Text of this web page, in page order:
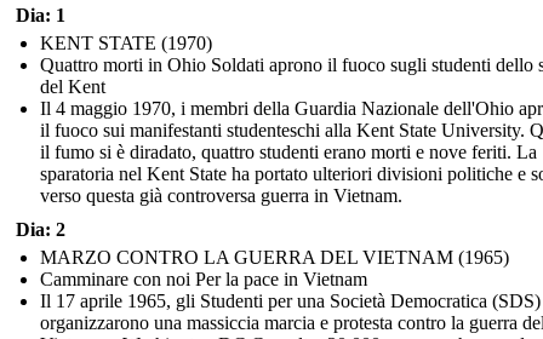
Dia: 1
KENT STATE (1970)
Quattro morti in Ohio Soldati aprono il fuoco sugli studenti dello
del Kent
Il 4 maggio 1970, i membri della Guardia Nazionale dell'Ohio
il fuoco sui manifestanti studenteschi alla Kent State University.
il fumo si è diradato, quattro studenti erano morti e nove feriti. La
sparatoria nel Kent State ha portato ulteriori divisioni politiche e
verso questa già controversa guerra in Vietnam.
Dia: 2
MARZO CONTRO LA GUERRA DEL VIETNAM (1965)
Camminare con noi Per la pace in Vietnam
Il 17 aprile 1965, gli Studenti per una Società Democratica (SDS)
organizzarono una massiccia marcia e protesta contro la guerra